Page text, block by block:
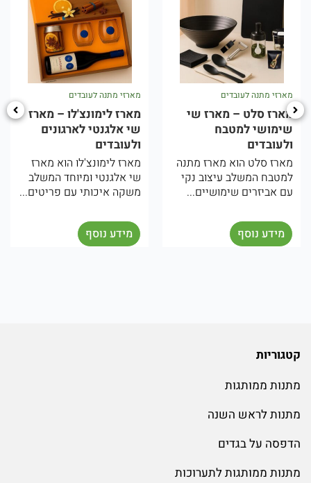
מארזי מתנה לעובדים
מארז סלט – מארז שי
שימושי למטבח
ולעובדים
מארז סלט הוא מארז מתנה
למטבח המשלב עיצוב נקי
עם אביזרים שימושיים...
מידע נוסף
מארזי מתנה לעובדים
מארז לימונצ'לו – מארז
שי אלגנטי לארגונים
ולעובדים
מארז לימונצ'לו הוא מארז
שי אלגנטי ומיוחד המשלב
משקה איכותי עם פריטים...
מידע נוסף
קטגוריות
מתנות ממותגות
מתנות לראש השנה
הדפסה על בגדים
מתנות ממותגות לתערוכות